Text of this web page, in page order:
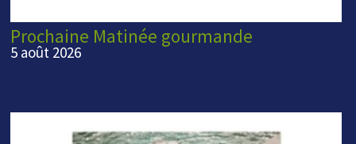
Prochaine Matinée gourmande
5 août 2026